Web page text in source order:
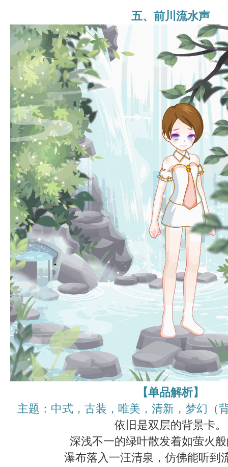
五、前川流水声
【单品解析】
主题：中式，古装，唯美，清新，梦幻（
依旧是双层的背景卡。
深浅不一的绿叶散发着如萤火
瀑布落入一汪清泉，仿佛能听到